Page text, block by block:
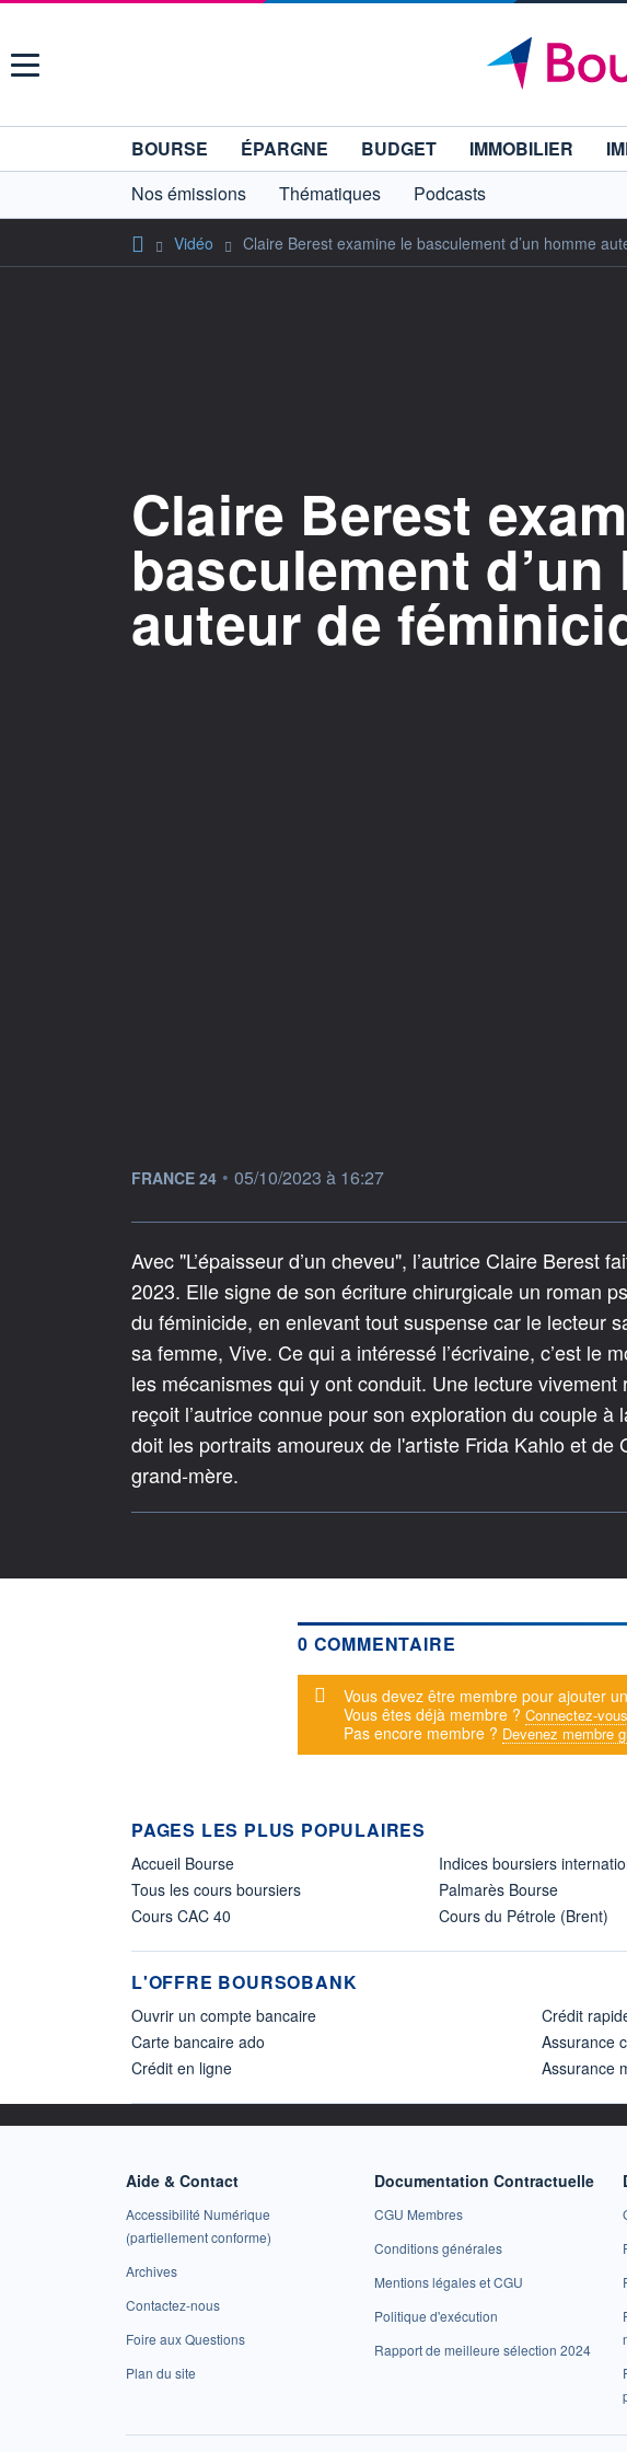
Menu
BOURSE ÉPARGNE BUDGET IMMOBILIER
Nos émissions
Thématiques Podcasts
Vidéo Claire Berest examine le basculement d’un homme
Claire Berest
basculement d’un
auteur de
information fournie par
FRANCE 24 • 05/10/2023 à 16:27
Avec "L’épaisseur d’un cheveu", l’autrice Claire Berest
2023. Elle signe de son écriture chirurgicale un roman
du féminicide, en enlevant tout suspense car le lecteur
sa femme, Vive. Ce qui a intéressé l’écrivaine, c’est le
les mécanismes qui y ont conduit. Une lecture
reçoit l’autrice connue pour son exploration du couple
doit les portraits amoureux de l'artiste Frida Kahlo et de
grand-mère.
0 COMMENTAIRE
Message d'alerte
Vous devez être membre pour ajouter
Vous êtes déjà membre ? Connectez-vous
Pas encore membre ? Devenez membre
PAGES LES PLUS POPULAIRES
Accueil Bourse
Tous les cours boursiers
Cours CAC 40
Indices boursiers
Palmarès Bourse
Cours du Pétrole (Brent)
L'OFFRE BOURSOBANK
Ouvrir un compte bancaire
Carte bancaire ado
Crédit en ligne
Crédit
Assurance
Assurance
Aide & Contact
Accessibilité Numérique
(partiellement conforme)
Archives
Contactez-nous
Foire aux Questions
Plan du site
Documentation Contractuelle
CGU Membres
Conditions générales
Mentions légales et CGU
Politique d'exécution
Rapport de meilleure sélection 2024